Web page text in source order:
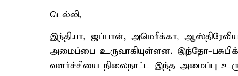
டெல்லி,
இந்தியா, ஜப்பான், அமெரிக்கா,
அமைப்பை உருவாகியுள்ளன. இந்தோ-பசுபிக்
வளர்ச்சியை நிலைநாட்ட இந்த அமைப்பு